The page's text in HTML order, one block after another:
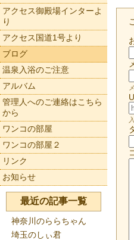
アクセス御殿場インターよ
り
アクセス国道1号より
ブログ
温泉入浴のご注意
アルバム
管理人へのご連絡はこちら
から
ワンコの部屋
ワンコの部屋２
リンク
お知らせ
最近の記事一覧
神奈川のららちゃん
埼玉のしぃ君